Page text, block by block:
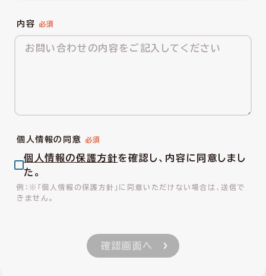
内容
個人情報の同意
個人情報の保護方針を確認し、内容に同意しまし
た。
※「個人情報の保護方針」に同意いただけない場合は、送信で
きません。